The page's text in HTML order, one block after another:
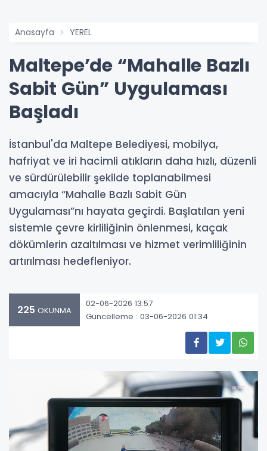
Anasayfa YEREL
Maltepe’de “Mahalle Bazlı
Sabit Gün” Uygulaması
Başladı
İstanbul'da Maltepe Belediyesi, mobilya,
hafriyat ve iri hacimli atıkların daha hızlı, düzenli
ve sürdürülebilir şekilde toplanabilmesi
amacıyla “Mahalle Bazlı Sabit Gün
Uygulaması”nı hayata geçirdi. Başlatılan yeni
sistemle çevre kirliliğinin önlenmesi, kaçak
dökümlerin azaltılması ve hizmet verimliliğinin
artırılması hedefleniyor.
225 OKUNMA
02-06-2026 13:57
Güncelleme : 03-06-2026 01:34